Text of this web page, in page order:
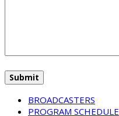
BROADCASTERS
PROGRAM SCHEDULE